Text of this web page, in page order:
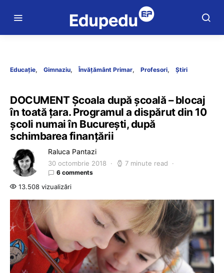
Educație Gimnaziu Învățământ Primar Profesori Știri
DOCUMENT Școala după școală – blocaj
în toată țara. Programul a dispărut din 10
școli numai în București, după
schimbarea finanțării
Raluca Pantazi
30 octombrie 2018 7 minute read
6 comments
13.508 vizualizări